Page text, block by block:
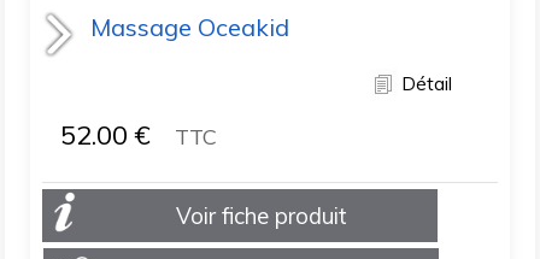
Massage Oceakid
Détail
52.00 € TTC
Voir fiche produit